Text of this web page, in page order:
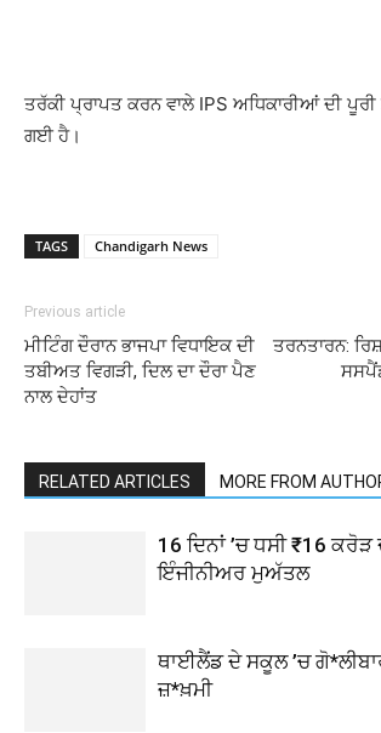
ਤਰੱਕੀ ਪ੍ਰਾਪਤ ਕਰਨ ਵਾਲੇ IPS ਅਧਿਕਾਰੀਆਂ ਦੀ ਪੂਰੀ
ਗਈ ਹੈ।
TAGS Chandigarh News
Previous article
ਮੀਟਿੰਗ ਦੌਰਾਨ ਭਾਜਪਾ ਵਿਧਾਇਕ ਦੀ
ਤਬੀਅਤ ਵਿਗੜੀ, ਦਿਲ ਦਾ ਦੌਰਾ ਪੈਣ
ਨਾਲ ਦੇਹਾਂਤ
ਤਰਨਤਾਰਨ:
RELATED ARTICLES MORE FROM
16 ਦਿਨਾਂ ’ਚ ਧਸੀ ₹16 ਕਰੋੜ
ਇੰਜੀਨੀਅਰ ਮੁਅੱਤਲ
ਥਾਈਲੈਂਡ ਦੇ ਸਕੂਲ ’ਚ
ਜ਼*ਖ਼ਮੀ